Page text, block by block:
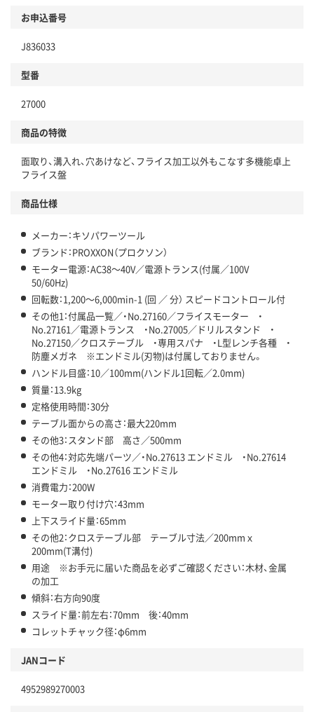
お申込番号
J836033
型番
27000
商品の特徴
面取り、溝入れ、穴あけなど、フライス加工以外もこなす多機能卓上
フライス盤
商品仕様
メーカー：キソパワーツール
ブランド：PROXXON（プロクソン）
モーター電源：AC38～40V／電源トランス(付属／100V
50/60Hz)
回転数：1,200～6,000min-1 (回 ／ 分） スピードコントロール付
その他1：付属品一覧／・No.27160／フライスモーター ・
No.27161／電源トランス ・No.27005／ドリルスタンド ・
No.27150／クロステーブル ・専用スパナ ・L型レンチ各種 ・
防塵メガネ ※エンドミル(刃物)は付属しておりません。
ハンドル目盛：10／100mm(ハンドル1回転／2.0mm)
質量：13.9kg
定格使用時間：30分
テーブル面からの高さ：最大220mm
その他3：スタンド部 高さ／500mm
その他4：対応先端パーツ／・No.27613 エンドミル ・No.27614
エンドミル ・No.27616 エンドミル
消費電力：200W
モーター取り付け穴：43mm
上下スライド量：65mm
その他2：クロステーブル部 テーブル寸法／200mmｘ
200mm(T溝付)
用途 ※お手元に届いた商品を必ずご確認ください：木材、金属
の加工
傾斜：右方向90度
スライド量：前左右：70mm 後：40mm
コレットチャック径：φ6mm
JANコード
4952989270003